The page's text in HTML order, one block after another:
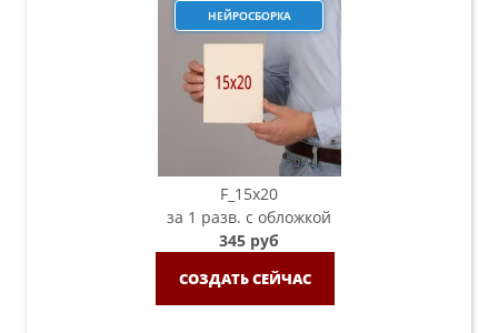
НЕЙРОСБОРКА
F_15х20
за 1 разв. с обложкой
345 руб
СОЗДАТЬ СЕЙЧАС